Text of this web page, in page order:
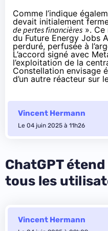
Comme l’indique
devait initialement
de pertes financières ». Ce
du Future Energy Jobs
perduré, perfusée à
L’accord signé avec
l’exploitation de la
Constellation envisage
d’un autre réacteur sur
Vincent Hermann
Le 04 juin 2025 à 11h26
ChatGPT
tous les
Vincent Hermann